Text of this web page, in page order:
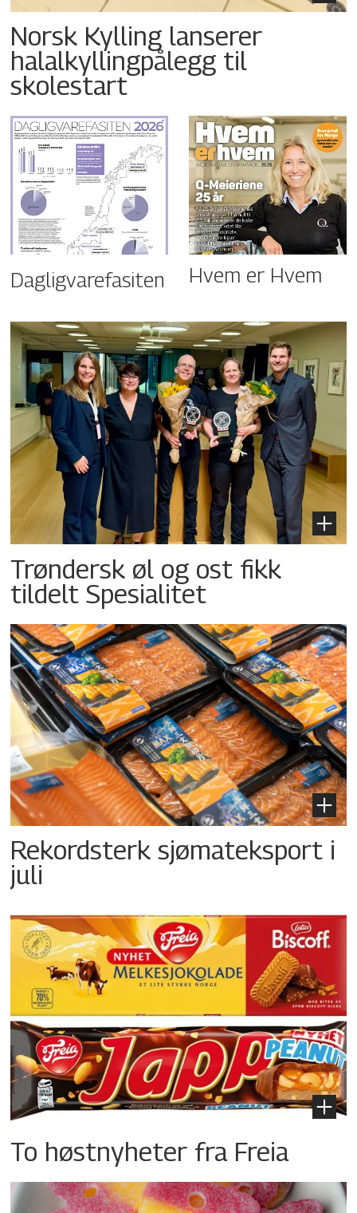
Norsk Kylling lanserer
halalkyllingpålegg til
skolestart
Dagligvarefasiten Hvem er Hvem
Trøndersk øl og ost fikk
tildelt Spesialitet
Rekordsterk sjømateksport i
juli
To høstnyheter fra Freia